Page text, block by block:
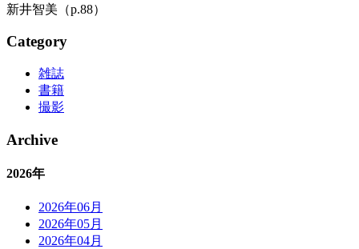
新井智美（p.88）
Category
雑誌
書籍
撮影
Archive
2026年
2026年06月
2026年05月
2026年04月